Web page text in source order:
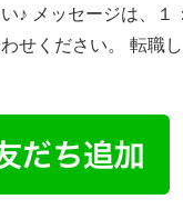
♪ メッセージは、１
せください。 転職